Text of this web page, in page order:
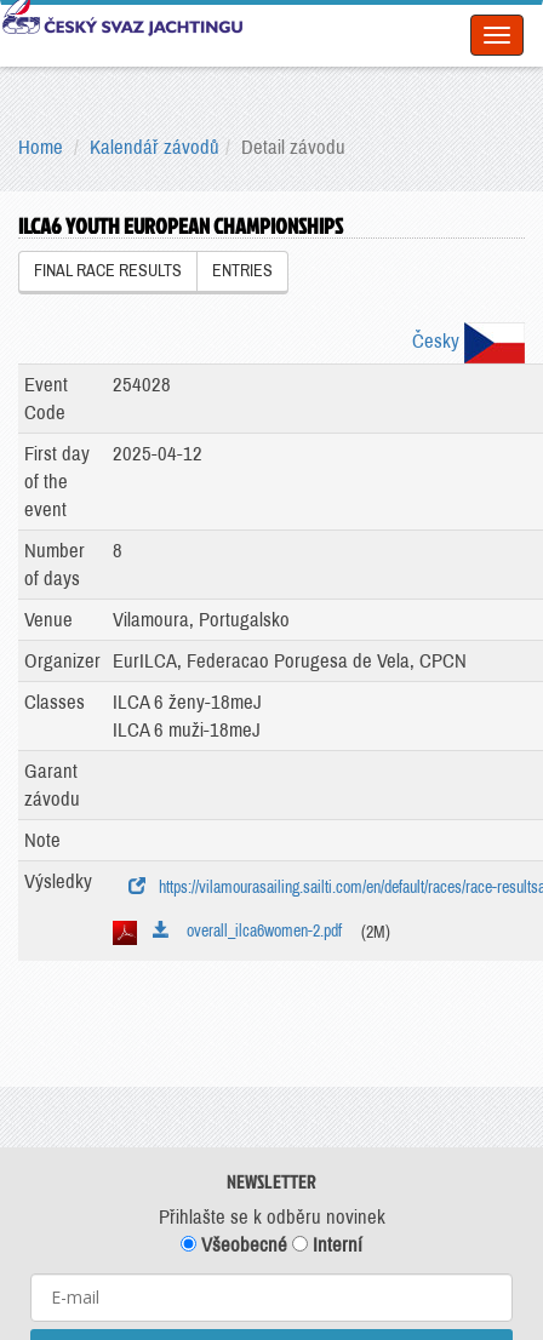
Home Kalendář závodů Detail závodu
ILCA6 YOUTH EUROPEAN CHAMPIONSHIPS
FINAL RACE RESULTS ENTRIES
Česky
Event
Code
254028
First day
of the
event
2025-04-12
Number
of days
8
Venue
Vilamoura, Portugalsko
Organizer
EurILCA, Federacao Porugesa de Vela, CPCN
Classes
ILCA 6 ženy-18meJ
ILCA 6 muži-18meJ
Garant
závodu
Note
Výsledky
https://vilamourasailing.sailti.com/en/default/races/race-
overall_ilca6women-2.pdf (2M)
NEWSLETTER
Přihlašte se k odběru novinek
Všeobecné
Interní